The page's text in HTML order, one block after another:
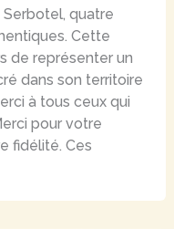
Serbotel, quatre
Cette
de représenter un
dans son territoire
à tous ceux qui
pour votre
fidélité. Ces